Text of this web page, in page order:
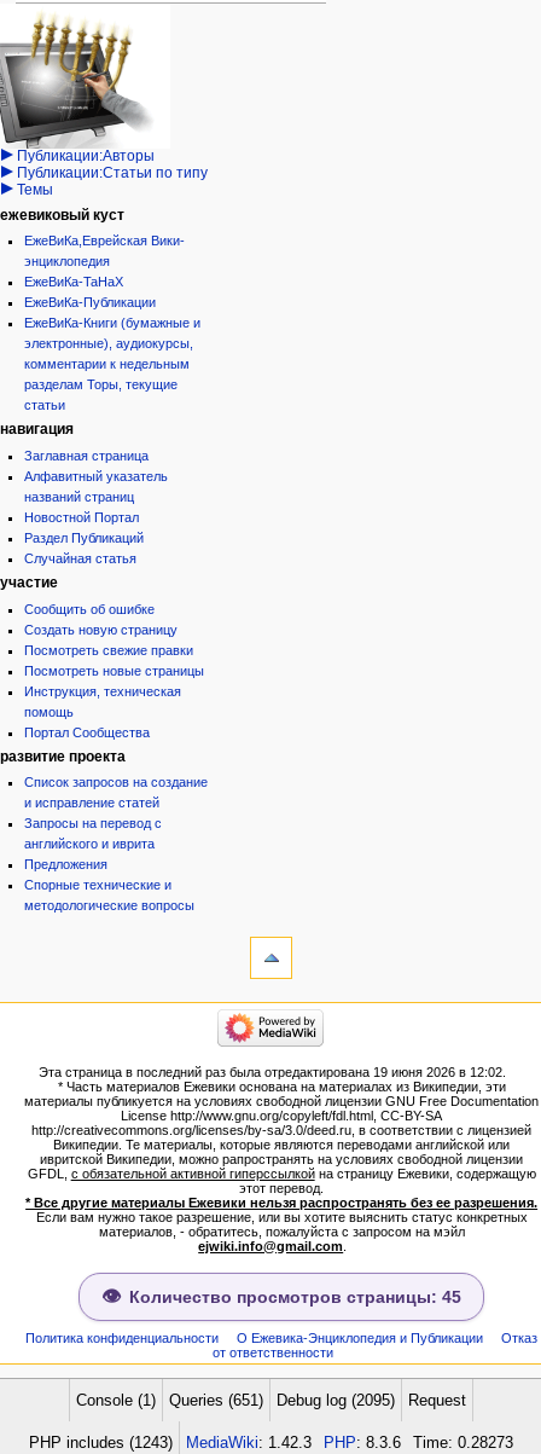
Навигация
персональные инструменты
войти
запрос
учётной
записи
категории
Израиль:Страна и
государство
Иудаизм
Народ
Проекты
Проекты/Участники/
дополнения
Публикации:Авторы
Публикации:Статьи по типу
Темы
ежевиковый куст
ЕжеВиКа,Еврейская Вики-
энциклопедия
ЕжеВиКа-ТаНаХ
ЕжеВиКа-Публикации
ЕжеВиКа-Книги (бумажные и
электронные), аудиокурсы,
комментарии к недельным
разделам Торы, текущие
статьи
навигация
Заглавная страница
Алфавитный указатель
названий страниц
Новостной Портал
Раздел Публикаций
Случайная статья
участие
Сообщить об ошибке
Создать новую страницу
Посмотреть свежие правки
Посмотреть новые страницы
Инструкция, техническая
помощь
Портал Сообщества
развитие проекта
Список запросов на создание
и исправление статей
Запросы на перевод с
английского и иврита
Предложения
Спорные технические и
методологические вопросы
Версия
для
Постоянная
ссылка
Сведения
о странице
категории
Народ
Проекты
Проекты/Участники/
дополнения
Публикации:Авторы
Публикации:Статьи по типу
Темы
ежевиковый куст
ЕжеВиКа,Еврейская Вики-
ЕжеВиКа-ТаНаХ
ЕжеВиКа-Публикации
ЕжеВиКа-Книги (бумажные и
электронные), аудиокурсы,
навигация
Заглавная страница
Эта страница в последний раз была отредактирована 19 июня 2026 в 12:02.
* Часть материалов Ежевики основана на материалах из Википедии, эти
материалы публикуется на условиях свободной лицензии GNU Free Documentation
License http://www.gnu.org/copyleft/fdl.html, CC-BY-SA
http://creativecommons.org/licenses/by-sa/3.0/deed.ru, в соответствии с лицензией
Википедии. Те материалы, которые являются переводами английской или
ивритской Википедии, можно рапространять на условиях свободной лицензии
GFDL, с обязательной активной гиперссылкойна страницу Ежевики, содержащую
этот перевод.
* Все другие материалы Ежевики нельзя распространять без ее разрешения.
Если вам нужно такое разрешение, или вы хотите выяснить статус конкретных
материалов, - обратитесь, пожалуйста с запросом на мэйл
ejwiki.info@gmail.com
Количество просмотров страницы: 45
Политика конфиденциальности О Ежевика-Энциклопедия и Публикации
Отказ
от ответственности
Console (1) Queries (651) Debug log (2095) Request
PHP includes (1243) MediaWiki: 1.42.3 PHP: 8.3.6 Time: 0.28273